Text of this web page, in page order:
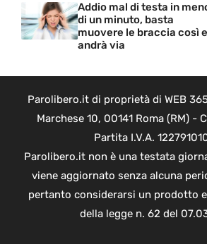
Addio mal di testa in
di un minuto, basta
muovere le braccia così e
andrà via
Parolibero.it di proprietà di WEB
Marchese 10, 00141 Roma (RM) -
Partita I.V.A.
Parolibero.it non è una testata
viene aggiornato senza alcuna
pertanto considerarsi un prodotto
della legge n. 62 del